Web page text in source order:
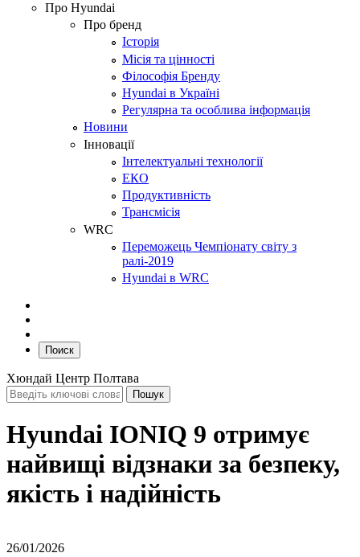
Про Hyundai
Про бренд
Історія
Місія та цінності
Філософія Бренду
Hyundai в Україні
Регулярна та особлива інформація
Новини
Інновації
Інтелектуальні технології
ЕКО
Продуктивність
Трансмісія
WRC
Переможець Чемпіонату світу з
ралі-2019
Hyundai в WRC
Поиск
Хюндай Центр Полтава
Hyundai IONIQ 9 отримує
найвищі відзнаки за безпеку,
якість і надійність
26/01/2026